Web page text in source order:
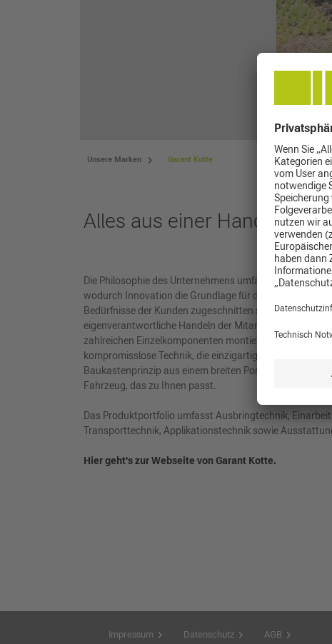
Unsere Marken Garant Kotte
Alles aus einer Hand!
Die Philosophie des Unternehmens umfasst das
wodurch Innovation die Grundlage für das
Bedürfnisse der Kunden zugeschnitten sind. Die
eigenverantwortliche Handeln der Mitarbeiter und der
zahlreichen Einzelkomponenten montiert werden, sind
kompromisslose Technik, die einzigartig ist. Damit auch
Baukastenprinzip aus einem breiten Portfolio an
Fahrzeug, das zu Ihnen passt.
Das Produktportfolio umfasst Ausbringtechnik,
Transporttechnik, Applikationstechnik sowie
Hier geht's zur Webseite von Garant Kotte.
Impressum Datenschutz AGB